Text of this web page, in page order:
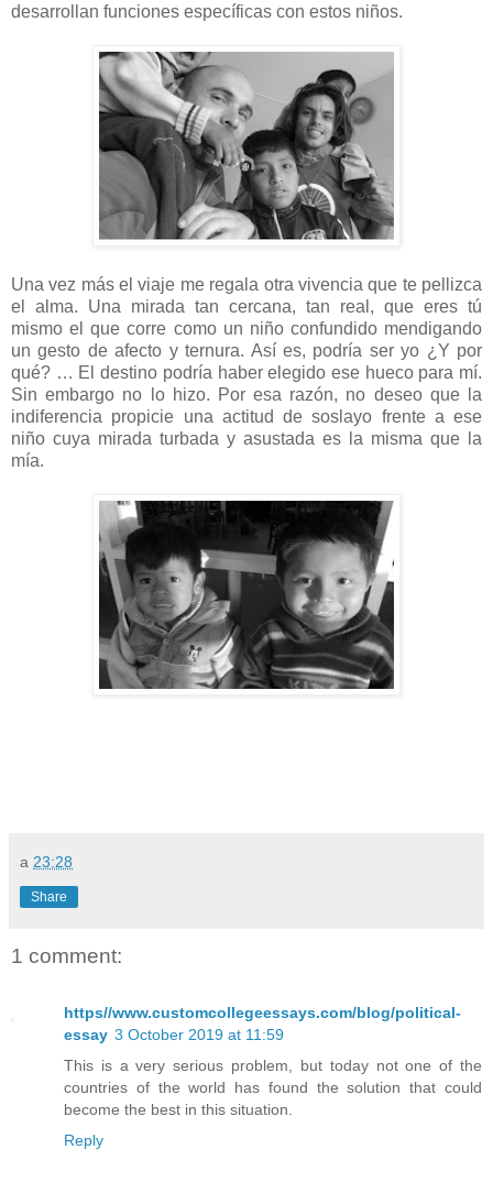
desarrollan funciones específicas con estos niños.
Una vez más el viaje me regala otra vivencia que te pellizca
el alma. Una mirada tan cercana, tan real, que eres tú
mismo el que corre como un niño confundido mendigando
un gesto de afecto y ternura. Así es, podría ser yo ¿Y por
qué? … El destino podría haber elegido ese hueco para mí.
Sin embargo no lo hizo. Por esa razón, no deseo que la
indiferencia propicie una actitud de soslayo frente a ese
niño cuya mirada turbada y asustada es la misma que la
mía.
a 23:28
Share
1 comment:
https//www.customcollegeessays.com/blog/political-
essay 3 October 2019 at 11:59
This is a very serious problem, but today not one of the
countries of the world has found the solution that could
become the best in this situation.
Reply